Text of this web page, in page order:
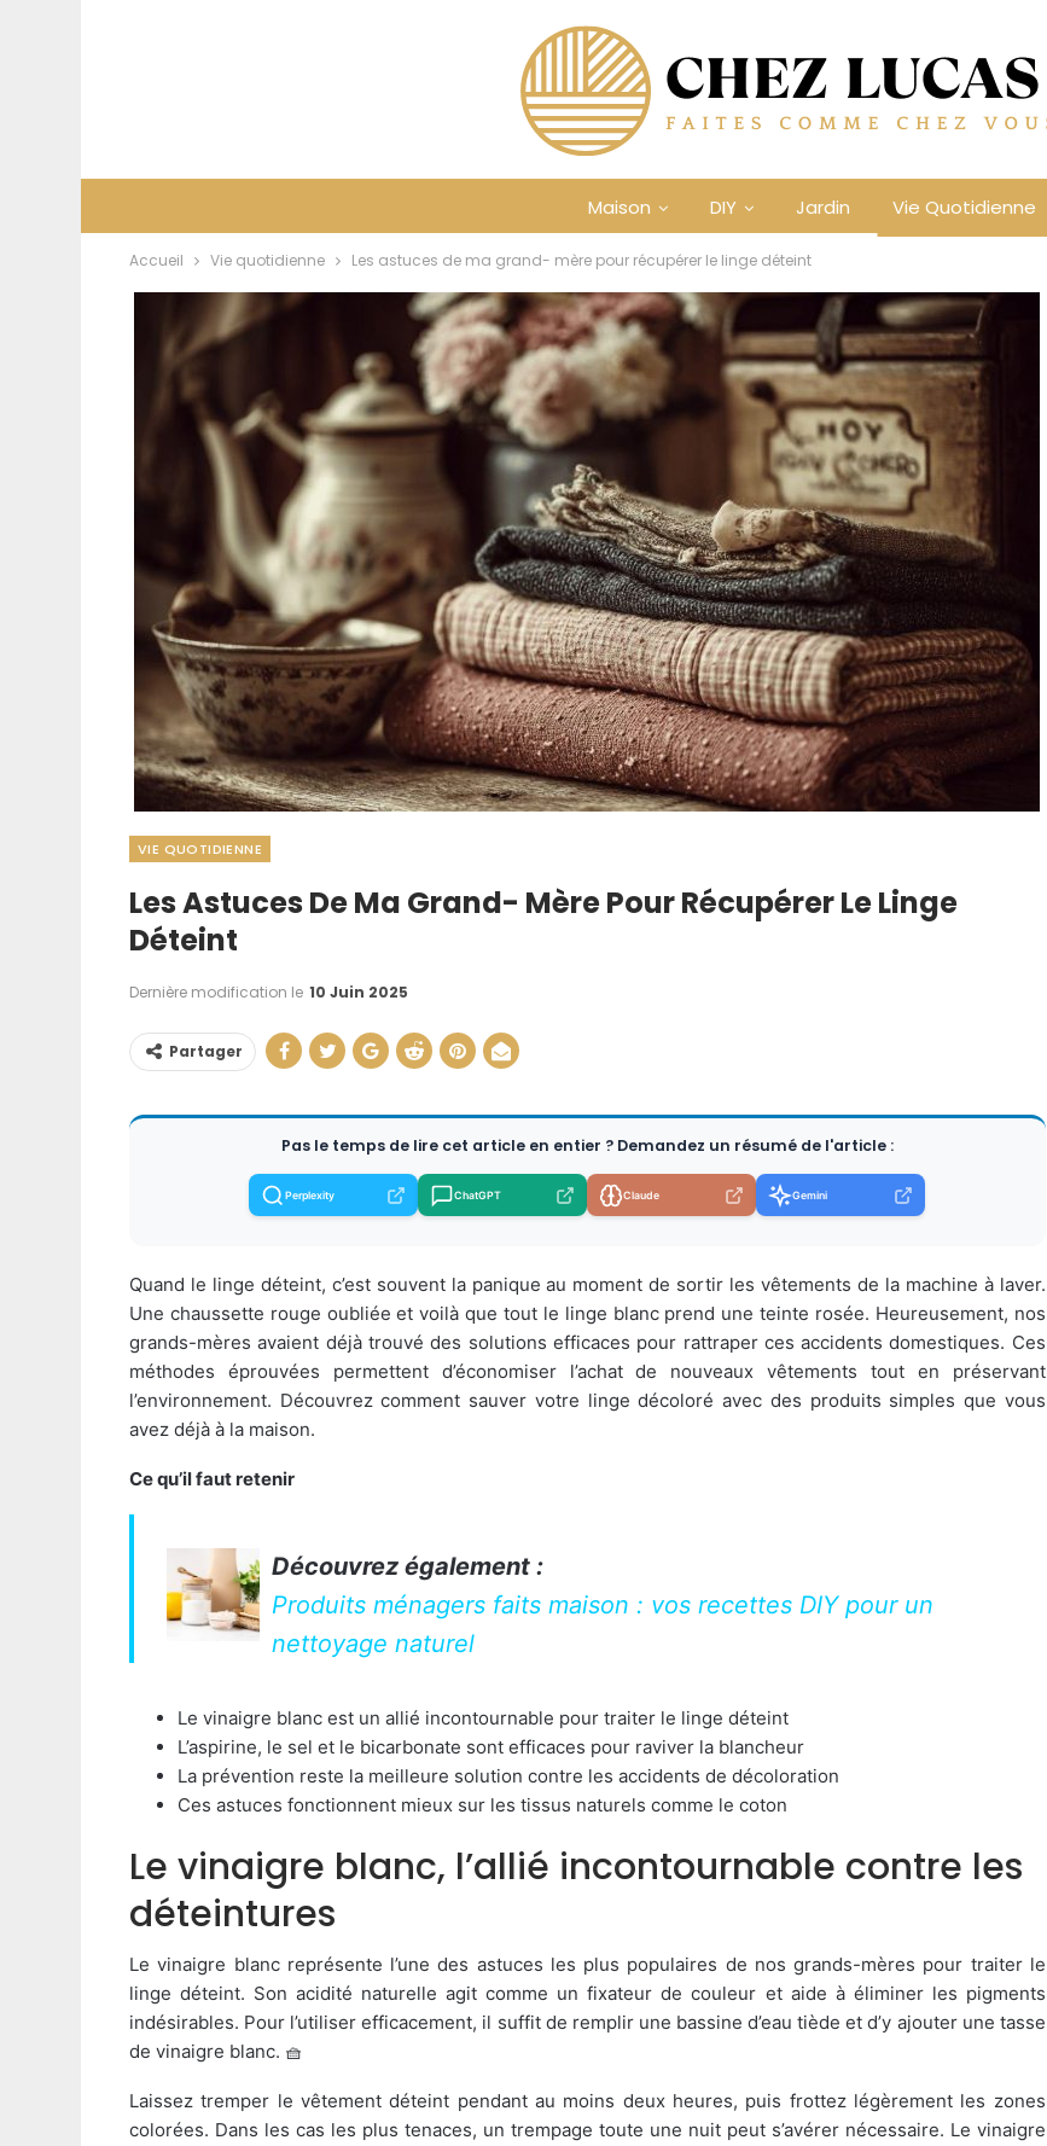
Maison DIY Jardin Vie Quotidienne
Accueil Vie quotidienne Les astuces de ma grand- mère pour récupérer le linge déteint
VIE QUOTIDIENNE
Les Astuces De Ma Grand- Mère Pour Récupérer Le Linge
Déteint
Dernière modification le 10 Juin 2025
Partager
Pas le temps de lire cet article en entier ? Demandez un résumé de l'article :
Perplexity ChatGPT Claude Gemini
Quand le linge déteint, c’est souvent la panique au moment de sortir les vêtements de la machine à laver.
Une chaussette rouge oubliée et voilà que tout le linge blanc prend une teinte rosée. Heureusement, nos
grands-mères avaient déjà trouvé des solutions efficaces pour rattraper ces accidents domestiques. Ces
méthodes éprouvées permettent d’économiser l’achat de nouveaux vêtements tout en préservant
l’environnement. Découvrez comment sauver votre linge décoloré avec des produits simples que vous
avez déjà à la maison.
Ce qu’il faut retenir
Découvrez également :
Produits ménagers faits maison : vos recettes DIY pour un
nettoyage naturel
Le vinaigre blanc est un allié incontournable pour traiter le linge déteint
L’aspirine, le sel et le bicarbonate sont efficaces pour raviver la blancheur
La prévention reste la meilleure solution contre les accidents de décoloration
Ces astuces fonctionnent mieux sur les tissus naturels comme le coton
Le vinaigre blanc, l’allié incontournable contre les
déteintures
Le vinaigre blanc représente l’une des astuces les plus populaires de nos grands-mères pour traiter le
linge déteint. Son acidité naturelle agit comme un fixateur de couleur et aide à éliminer les pigments
indésirables. Pour l’utiliser efficacement, il suffit de remplir une bassine d’eau tiède et d’y ajouter une tasse
de vinaigre blanc. 🧺
Laissez tremper le vêtement déteint pendant au moins deux heures, puis frottez légèrement les zones
colorées. Dans les cas les plus tenaces, un trempage toute une nuit peut s’avérer nécessaire. Le vinaigre
Aménager Une Petite
DIY : Comment Faire Sa